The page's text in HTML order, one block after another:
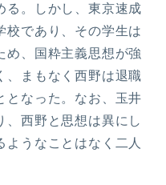
る。しかし、東京速成
校であり、その学生は
め、国粋主義思想が強
、まもなく西野は退職
となった。なお、玉井
、西野と思想は異にし
ようなことはなく二人